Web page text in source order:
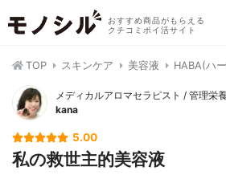
おすすめ商品がもらえる
クチコミポイ活サイト
TOP スキンケア 美容液 HABA(ハ
メディカルアロマセラピスト / 管理栄
kana
5.00
私の救世主的美容液